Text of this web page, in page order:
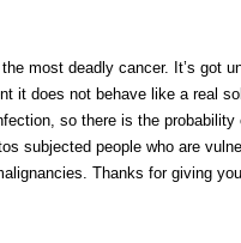
most deadly cancer. It’s got
it does not behave like a real
so there is the
subjected people who are
Thanks for giving